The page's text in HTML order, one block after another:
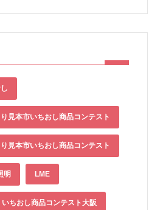
見本市いちおし商品コンテスト
見本市いちおし商品コンテスト
明 LME
いちおし商品コンテスト大阪